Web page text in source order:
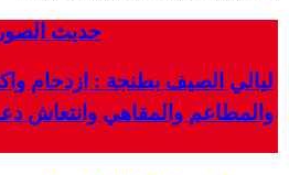
حديث
ليالي الصيف بطنجة : ازدحام
والمطاعم والمقاهي وانتعاش